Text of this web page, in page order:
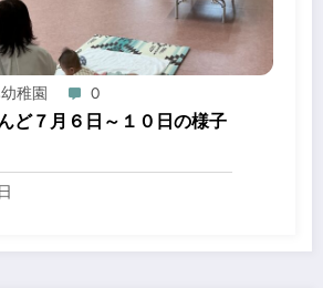
稚園 0
ど７月６日～１０日の様子